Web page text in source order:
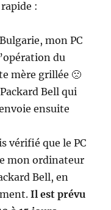
:
mon PC
du
mère grillée 🙁
Bell qui
ensuite
vérifié que le PC
mon ordinateur
Bell, en
Il est prévu